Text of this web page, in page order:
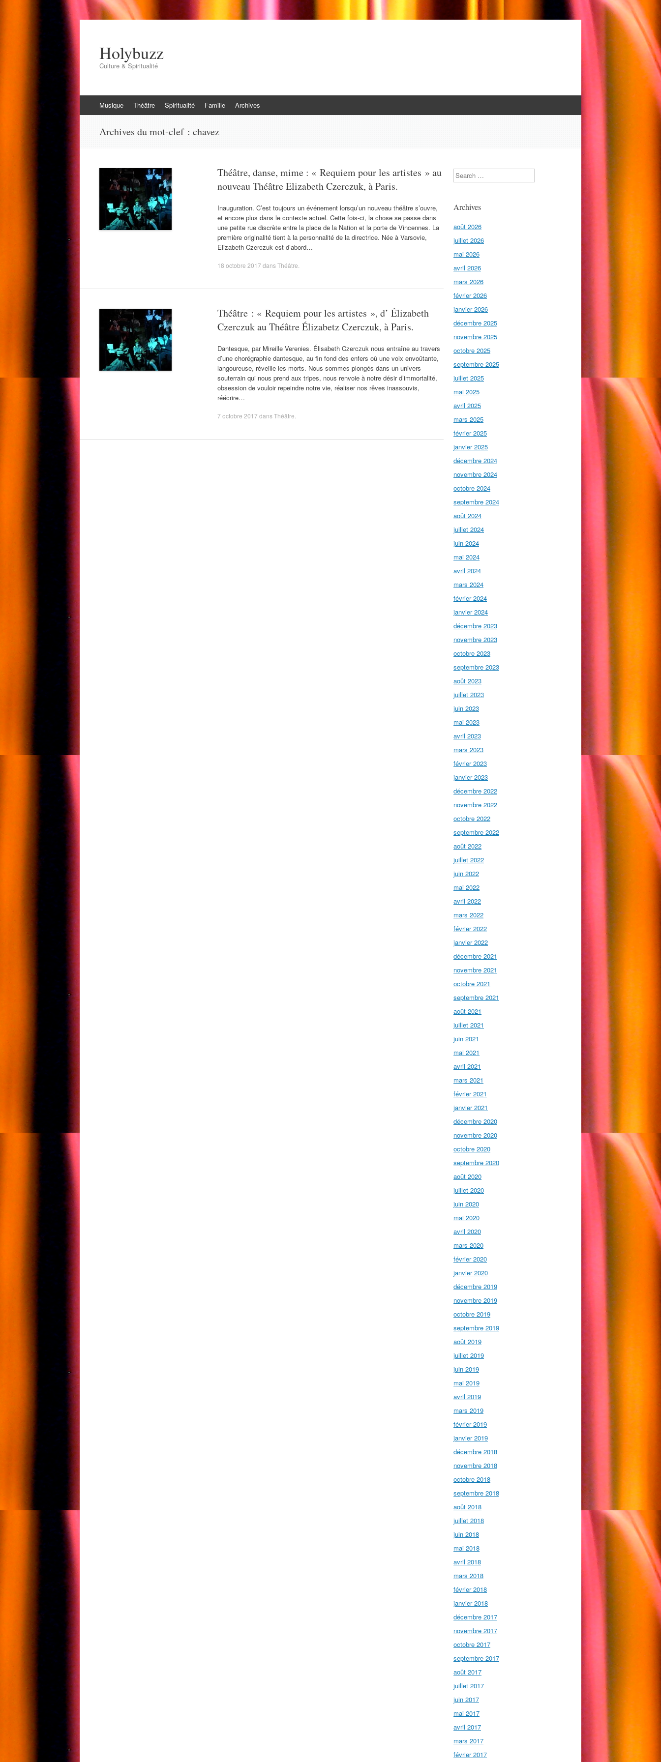
Holybuzz
Culture & Spiritualité
au
Musique Théâtre Spiritualité Famille Archives
Archives du mot-clef : chavez
Théâtre, danse, mime : « Requiem pour les artistes » au
nouveau Théâtre Elizabeth Czerczuk, à Paris.
Inauguration. C’est toujours un événement lorsqu’un nouveau théâtre s’ouvre,
et encore plus dans le contexte actuel. Cette fois-ci, la chose se passe dans
une petite rue discrète entre la place de la Nation et la porte de Vincennes. La
première originalité tient à la personnalité de la directrice. Née à Varsovie,
Elizabeth Czerczuk est d’abord…
18 octobre 2017 dansThéâtre
Théâtre : « Requiem pour les artistes », d’ Élizabeth
Czerczuk au Théâtre Élizabetz Czerczuk, à Paris.
Dantesque, par Mireille Verenies. Élisabeth Czerczuk nous entraîne au travers
d’une chorégraphie dantesque, au fin fond des enfers où une voix envoûtante,
langoureuse, réveille les morts. Nous sommes plongés dans un univers
souterrain qui nous prend aux tripes, nous renvoie à notre désir d’immortalité,
obsession de vouloir repeindre notre vie, réaliser nos rêves inassouvis,
réécrire…
7 octobre 2017 dansThéâtre
Search
Archives
août 2026
juillet 2026
mai 2026
avril 2026
mars 2026
février 2026
janvier 2026
décembre 2025
novembre 2025
octobre 2025
septembre 2025
juillet 2025
mai 2025
avril 2025
mars 2025
février 2025
janvier 2025
décembre 2024
novembre 2024
octobre 2024
septembre 2024
août 2024
juillet 2024
juin 2024
mai 2024
avril 2024
mars 2024
février 2024
janvier 2024
décembre 2023
novembre 2023
octobre 2023
septembre 2023
août 2023
juillet 2023
juin 2023
mai 2023
avril 2023
mars 2023
février 2023
janvier 2023
décembre 2022
novembre 2022
octobre 2022
septembre 2022
août 2022
juillet 2022
juin 2022
mai 2022
avril 2022
mars 2022
février 2022
janvier 2022
décembre 2021
novembre 2021
octobre 2021
septembre 2021
août 2021
juillet 2021
juin 2021
mai 2021
avril 2021
mars 2021
février 2021
janvier 2021
décembre 2020
novembre 2020
octobre 2020
septembre 2020
août 2020
juillet 2020
juin 2020
mai 2020
avril 2020
mars 2020
février 2020
janvier 2020
décembre 2019
novembre 2019
octobre 2019
septembre 2019
août 2019
juillet 2019
juin 2019
mai 2019
avril 2019
mars 2019
février 2019
janvier 2019
décembre 2018
novembre 2018
octobre 2018
septembre 2018
août 2018
juillet 2018
juin 2018
mai 2018
avril 2018
mars 2018
février 2018
janvier 2018
décembre 2017
novembre 2017
octobre 2017
septembre 2017
août 2017
juillet 2017
juin 2017
mai 2017
avril 2017
mars 2017
février 2017